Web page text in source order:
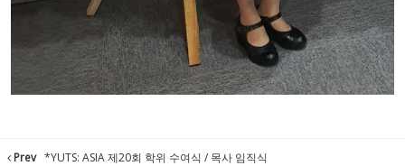
Prev *YUTS: ASIA 제20회 학위 수여식 / 목사 임직식